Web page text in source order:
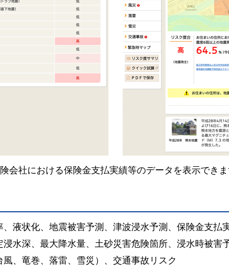
会社における保険金支払実績等のデータを表示でき
液状化、地震被害予測、津波浸水予測、保険金支払
水深、最大降水量、土砂災害危険箇所、浸水時被害
、竜巻、落雷、雪災）、交通事故リスク